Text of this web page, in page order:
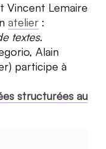
Vincent Lemaire
atelier :
textes.
Alain
participe à
structurées au